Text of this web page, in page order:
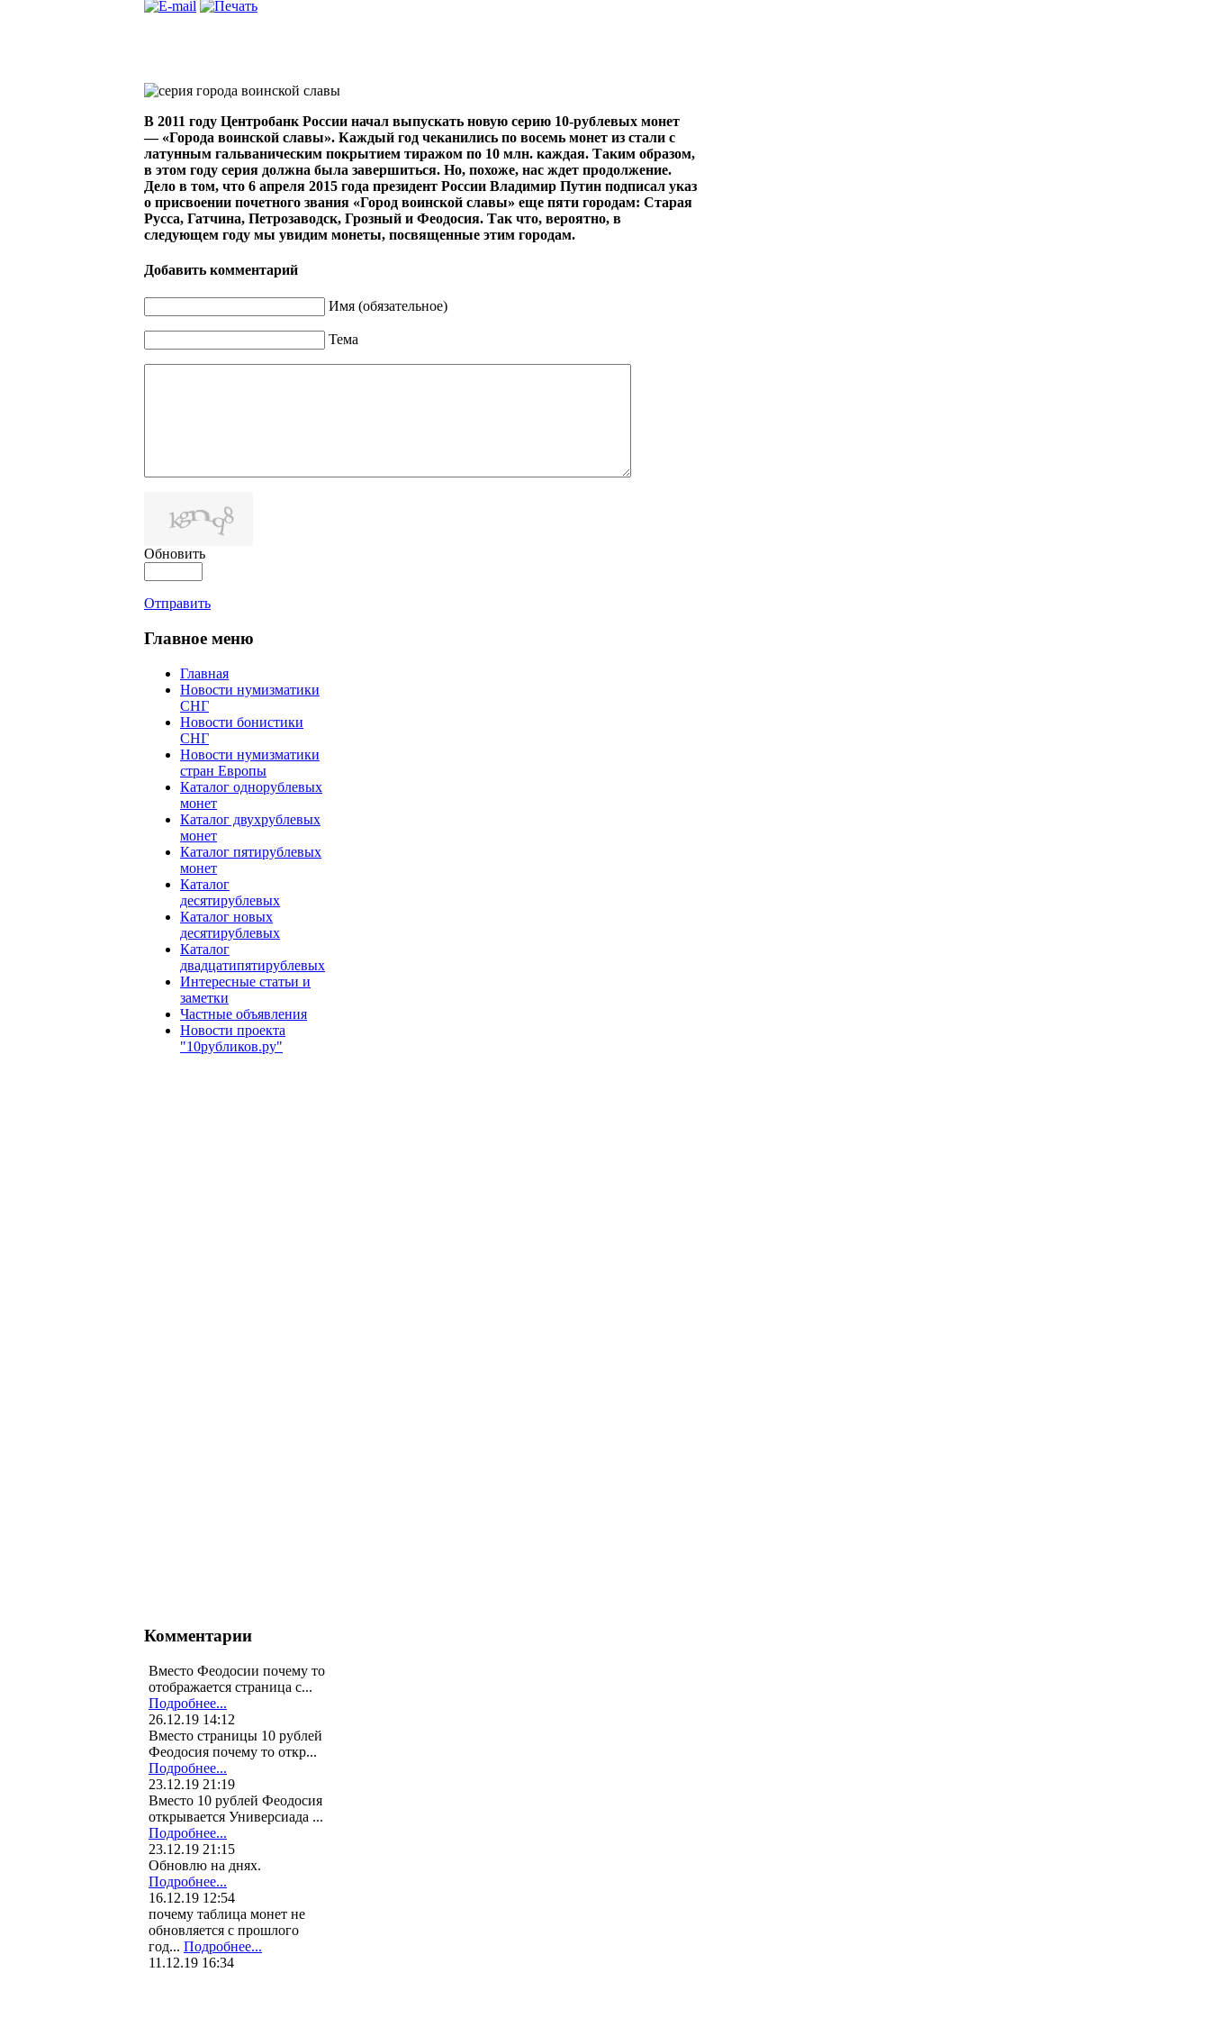
В 2011 году Центробанк России начал выпускать новую серию 10-рублевых монет
— «Города воинской славы». Каждый год чеканились по восемь монет из стали с
латунным гальваническим покрытием тиражом по 10 млн. каждая. Таким образом,
в этом году серия должна была завершиться. Но, похоже, нас ждет продолжение.
Дело в том, что 6 апреля 2015 года президент России Владимир Путин подписал указ
о присвоении почетного звания «Город воинской славы» еще пяти городам: Старая
Русса, Гатчина, Петрозаводск, Грозный и Феодосия. Так что, вероятно, в
следующем году мы увидим монеты, посвященные этим городам.
Добавить комментарий
Имя (обязательное)
Тема
Обновить
Отправить
Главное меню
Главная
Новости нумизматики
СНГ
Новости бонистики
СНГ
Новости нумизматики
стран Европы
Каталог однорублевых
монет
Каталог двухрублевых
монет
Каталог пятирублевых
монет
Каталог
десятирублевых
Каталог новых
десятирублевых
Каталог
двадцатипятирублевых
Интересные статьи и
заметки
Частные объявления
Новости проекта
"10рубликов.ру"
Комментарии
Вместо Феодосии почему то
отображается страница с...
Подробнее...
26.12.19 14:12
Вместо страницы 10 рублей
Феодосия почему то откр...
Подробнее...
23.12.19 21:19
Вместо 10 рублей Феодосия
открывается Универсиада ...
Подробнее...
23.12.19 21:15
Обновлю на днях.
Подробнее...
16.12.19 12:54
почему таблица монет не
обновляется с прошлого
год... Подробнее...
11.12.19 16:34